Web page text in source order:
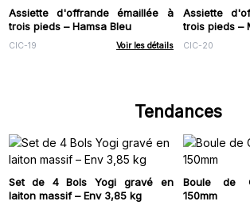
Assiette d'offrande émaillée à
trois pieds – Hamsa Bleu
CIC-19 Voir les détails
Assiette
trois pieds –
CIC-20
Tendances
Set de 4 Bols Yogi gravé en
laiton massif – Env 3,85 kg
Boule de
150mm